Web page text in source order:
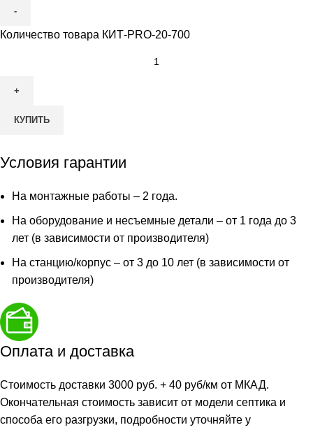
Количество товара КИТ-PRO-20-700
КУПИТЬ
Условия гарантии
На монтажные работы – 2 года.
На оборудование и несъемные детали – от 1 года до 3
лет (в зависимости от производителя)
На станцию/корпус – от 3 до 10 лет (в зависимости от
производителя)
Оплата и доставка
Стоимость доставки 3000 руб. + 40 руб/км от МКАД.
Окончательная стоимость зависит от модели септика и
способа его разгрузки, подробности уточняйте у